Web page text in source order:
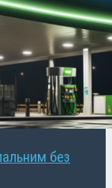
без